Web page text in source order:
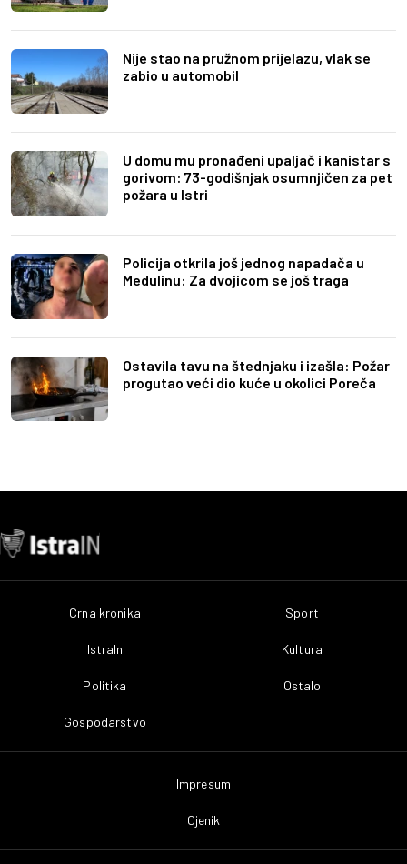
Nije stao na pružnom prijelazu, vlak se
zabio u automobil
U domu mu pronađeni upaljač i kanistar s
gorivom: 73-godišnjak osumnjičen za pet
požara u Istri
Policija otkrila još jednog napadača u
Medulinu: Za dvojicom se još traga
Ostavila tavu na štednjaku i izašla: Požar
progutao veći dio kuće u okolici Poreča
Crna kronika
IstraIn
Politika
Gospodarstvo
Sport
Kultura
Ostalo
Impresum
Cjenik